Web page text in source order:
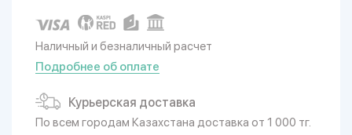
Наличный и безналичный расчет
Подробнее об оплате
Курьерская доставка
По всем городам Казахстана доставка от 1 000 тг.